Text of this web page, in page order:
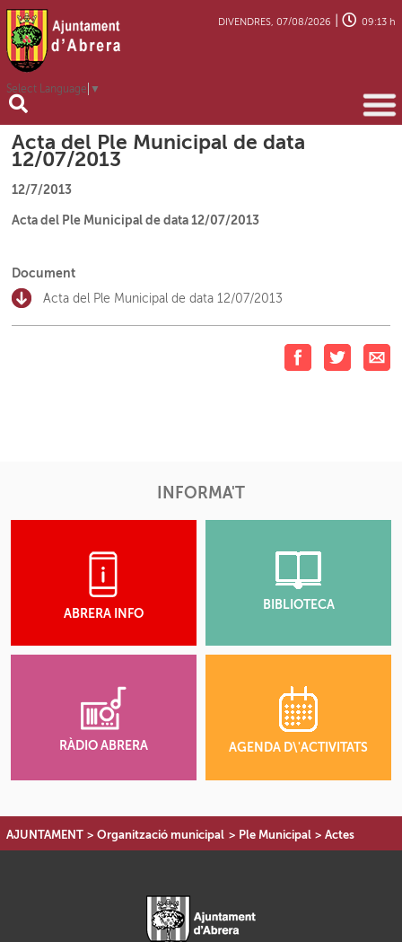
Select Language ▼
DIVENDRES, 07/08/2026 09:13 h
Acta del Ple Municipal de data
12/07/2013
12/7/2013
Acta del Ple Municipal de data 12/07/2013
Document
Acta del Ple Municipal de data 12/07/2013
INFORMA'T
ABRERA INFO
BIBLIOTECA
RÀDIO ABRERA AGENDA D\'ACTIVITATS
AJUNTAMENT > Organització municipal > Ple Municipal > Actes